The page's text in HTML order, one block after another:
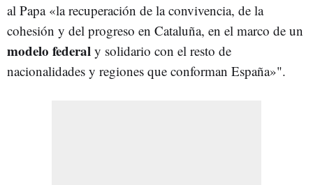
al Papa «la recuperación de la convivencia, de la
cohesión y del progreso en Cataluña, en el marco de un
modelo federal y solidario con el resto de
nacionalidades y regiones que conforman España»".